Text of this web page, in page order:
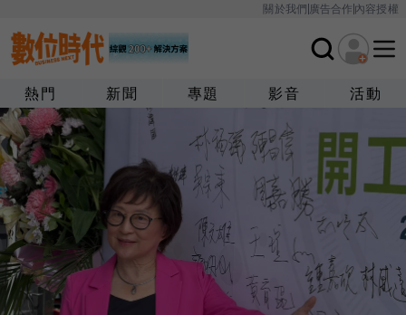
關於我們廣告合作內容授權
熱門 新聞 專題 影音 活動